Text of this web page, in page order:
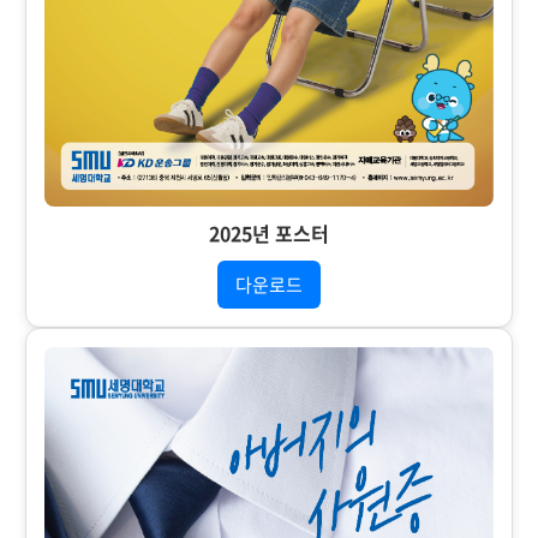
2025년 포스터
다운로드